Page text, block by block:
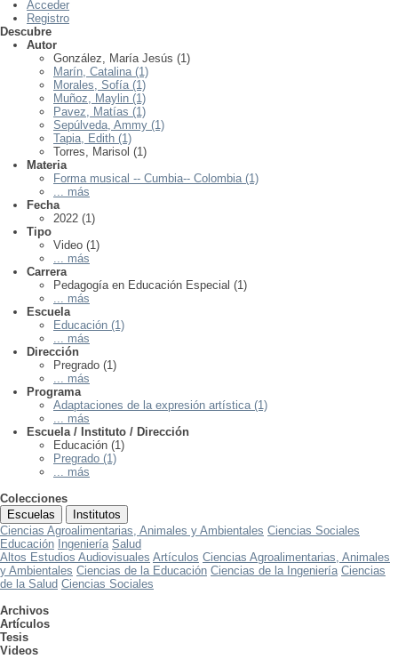
Acceder
Registro
Descubre
Autor
González, María Jesús (1)
Marín, Catalina (1)
Morales, Sofía (1)
Muñoz, Maylin (1)
Pavez, Matías (1)
Sepúlveda, Ammy (1)
Tapia, Edith (1)
Torres, Marisol (1)
Materia
Forma musical -- Cumbia-- Colombia (1)
... más
Fecha
2022 (1)
Tipo
Video (1)
... más
Carrera
Pedagogía en Educación Especial (1)
... más
Escuela
Educación (1)
... más
Dirección
Pregrado (1)
... más
Programa
Adaptaciones de la expresión artística (1)
... más
Escuela / Instituto / Dirección
Educación (1)
Pregrado (1)
... más
Colecciones
Escuelas
Institutos
Ciencias Agroalimentarias, Animales y Ambientales Ciencias Sociales
Educación Ingeniería Salud
Altos Estudios Audiovisuales Artículos Ciencias Agroalimentarias, Animales
y Ambientales Ciencias de la Educación Ciencias de la Ingeniería Ciencias
de la Salud Ciencias Sociales
Archivos
Artículos
Tesis
Videos